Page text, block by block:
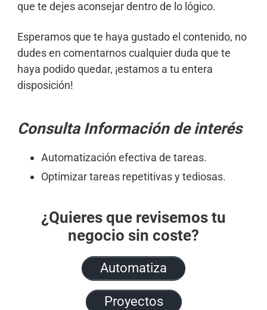
que te dejes aconsejar dentro de lo lógico.
Esperamos que te haya gustado el contenido, no
dudes en comentarnos cualquier duda que te
haya podido quedar, ¡estamos a tu entera
disposición!
Consulta Información de interés
Automatización efectiva de tareas.
Optimizar tareas repetitivas y tediosas.
¿Quieres que revisemos tu
negocio sin coste?
Automatiza
Proyectos